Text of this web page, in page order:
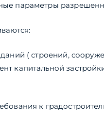
параметры
( строений,
капитальной
к